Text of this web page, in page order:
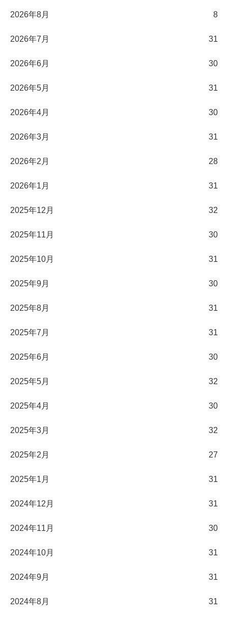
2026年8月 8
2026年7月 31
2026年6月 30
2026年5月 31
2026年4月 30
2026年3月 31
2026年2月 28
2026年1月 31
2025年12月 32
2025年11月 30
2025年10月 31
2025年9月 30
2025年8月 31
2025年7月 31
2025年6月 30
2025年5月 32
2025年4月 30
2025年3月 32
2025年2月 27
2025年1月 31
2024年12月 31
2024年11月 30
2024年10月 31
2024年9月 31
2024年8月 31